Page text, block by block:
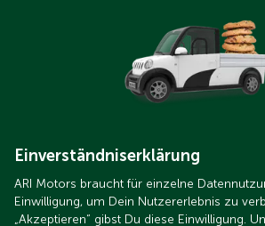
Einverständniserklärung
ARI Motors braucht für einzelne
Einwilligung, um Dein Nutzererlebnis zu
„Akzeptieren“ gibst Du diese Einwilligung.